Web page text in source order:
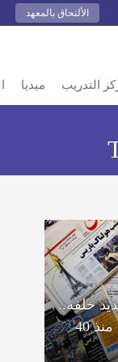
الألتحاق بالمعهد
التدريب ميديا
خلفه..
ومرعشي: إيران بلا تنمية منذ 40